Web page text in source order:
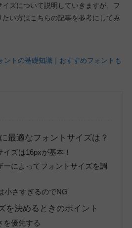
ズについて説明していきますが、フ
い方はこちらの記事を参考にしてみ
ントの基礎知識｜おすすめフォントも
最適なフォントサイズは？
イズは16pxが基本！
ーによってフォントサイズを調
小さすぎるのでNG
を決めるときのポイント
を優先する